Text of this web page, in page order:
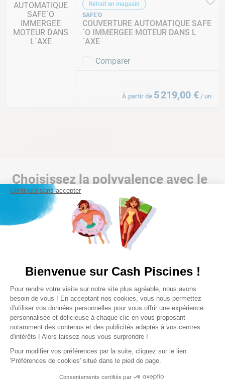
Retrait en magasin
SAFE'O
COUVERTURE AUTOMATIQUE SAFE
´O IMMERGEE MOTEUR DANS L
´AXE
Comparer
À partir de 5219,00 € / un
Lire la suite
Choisissez la polyvalence avec le
volet roulant de piscine
De même façon que lacouverture à barre, lerideau automatique
est également multifonctionnel. Outre son rôle de
, il vous permet également de retenir les différents
éléments extérieurs (feuilles, branches, insectes, …) qui peuvent
nuire à la qualité de votre eau, vous facilitant ainsi l’entretien de
aussi d’éviter les déperditions de chaleurs pendant la nuit et
également important de souligner que l’installation d’un volet
roulant permet de réduire drastiquement l’évaporation de l’eau.
Facile d’utilisation, son moteur électrique permet l’ouverture et la
fermeture sans le moindre effort.Volet hors-sol ou volet
immergé (généralement lors de la construction d’une piscine car
il est plus facile d’effectuer le montage du coffre), vous trouverez
forcément dans le magasin Cash Piscines le plus proche de chez
Un réseau,proche de
Des experts,
Continuer sans accepter
Bienvenue sur Cash Piscines !
Plateforme de Gestion du
Pour rendre votre visite sur notre site plus agréable, nous avons
besoin de vous ! En acceptant nos cookies, vous nous permettez
d'utiliser vos données personnelles pour vous offrir une expérience
personnalisée et délicieuse à chaque clic en vous proposant
notamment des contenus et des publicités adaptés à vos centres
d'intérêts ! Alors laissez-nous vous surprendre !
Pour modifier vos préférences par la suite, cliquez sur le lien
'Préférences de cookies' situé dans le pied de page.
Consentements certifiés par
Axeptio consent